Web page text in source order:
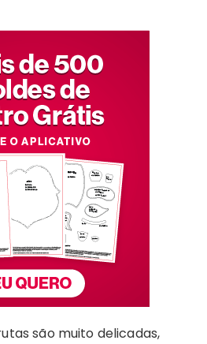
são muito delicadas,